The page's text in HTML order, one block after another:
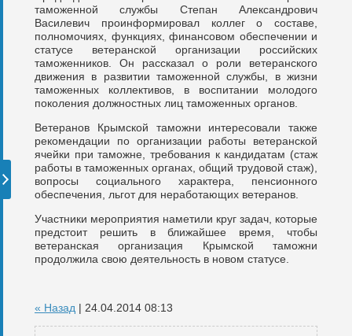
таможенной службы Степан Александрович
Василевич проинформировал коллег о составе,
полномочиях, функциях, финансовом обеспечении и
статусе ветеранской организации российских
таможенников. Он рассказал о роли ветеранского
движения в развитии таможенной службы, в жизни
таможенных коллективов, в воспитании молодого
поколения должностных лиц таможенных органов.
Ветеранов Крымской таможни интересовали также
рекомендации по организации работы ветеранской
ячейки при таможне, требования к кандидатам (стаж
работы в таможенных органах, общий трудовой стаж),
вопросы социального характера, пенсионного
обеспечения, льгот для неработающих ветеранов.
Участники мероприятия наметили круг задач, которые
предстоит решить в ближайшее время, чтобы
ветеранская организация Крымской таможни
продолжила свою деятельность в новом статусе.
« Назад | 24.04.2014 08:13